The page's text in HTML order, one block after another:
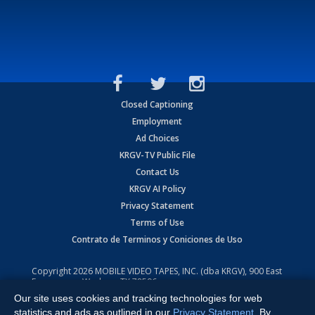
Closed Captioning
Employment
Ad Choices
KRGV-TV Public File
Contact Us
KRGV AI Policy
Privacy Statement
Terms of Use
Contrato de Terminos y Coniciones de Uso
Copyright2026 MOBILE VIDEO TAPES, INC. (dba KRGV), 900 East
Expressway, Weslaco, TX 78596.
All Rights Reserved. Powered by:Ruby Shore Software
Our site uses cookies and tracking technologies for web
statistics and ads as outlined in our Privacy Statement . By